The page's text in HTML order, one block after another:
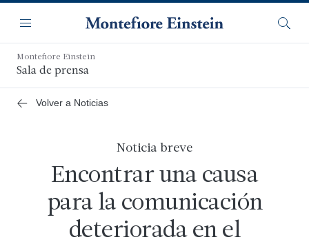
contenido
principal
Navegación
Menú
Montefiore Einstein
Sala de prensa
Volver a Noticias
Noticia breve
Encontrar una causa
para la comunicación
deteriorada en el